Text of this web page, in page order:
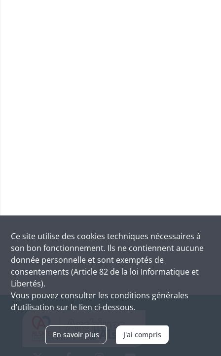
Ce site utilise des cookies techniques nécessaires à
son bon fonctionnement. Ils ne contiennent aucune
donnée personnelle et sont exemptés de
consentements (Article 82 de la loi Informatique et
Libertés).
Vous pouvez consulter les conditions générales
d’utilisation sur le lien ci-dessous.
En savoir plus J'ai compris